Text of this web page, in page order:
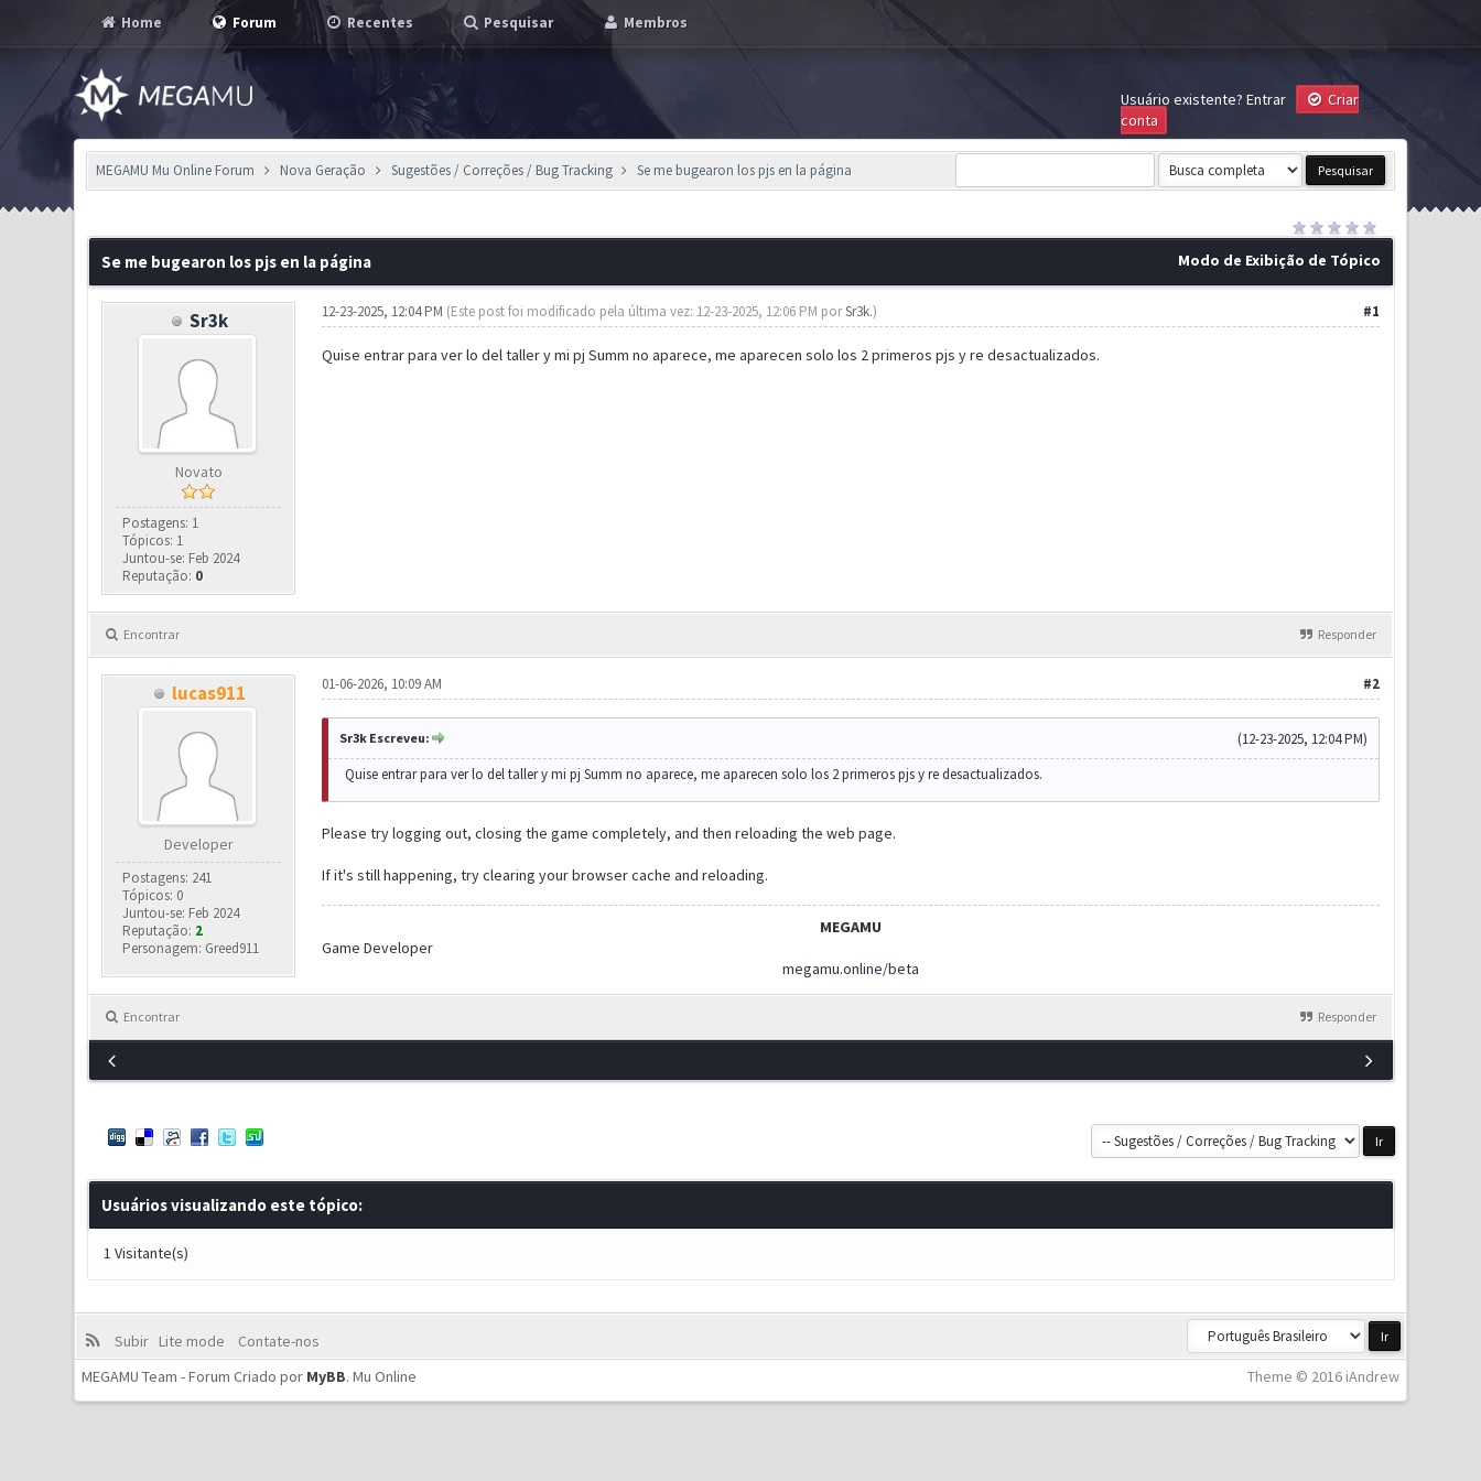
Home Forum Recentes Pesquisar Membros
Usuário existente? Entrar
Criar
conta
MEGAMU Mu Online Forum Nova Geração Sugestões / Correções / Bug Tracking Se me bugearon los pjs en la página
Modo de Exibição de Tópico
Se me bugearon los pjs en la página
Sr3k
Novato
Postagens: 1
Tópicos: 1
Juntou-se: Feb 2024
Reputação: 0
#1
12-23-2025, 12:04 PM (Este post foi modificado pela última vez: 12-23-2025, 12:06 PM porSr3k.)
Quise entrar para ver lo del taller y mi pj Summ no aparece, me aparecen solo los 2 primeros pjs y re desactualizados.
Encontrar Responder
lucas911
Developer
Postagens: 241
Tópicos: 0
Juntou-se: Feb 2024
Reputação: 2
Personagem: Greed911
#2
01-06-2026, 10:09 AM
(12-23-2025, 12:04 PM)
Sr3k Escreveu:
Quise entrar para ver lo del taller y mi pj Summ no aparece, me aparecen solo los 2 primeros pjs y re desactualizados.
Please try logging out, closing the game completely, and then reloading the web page.
If it's still happening, try clearing your browser cache and reloading.
MEGAMU
Game Developer
megamu.online/beta
Encontrar Responder
Usuários visualizando este tópico:
1 Visitante(s)
Subir Lite mode
Contate-nos
Theme © 2016 iAndrew
MEGAMU Team - Forum Criado por MyBB.Mu Online